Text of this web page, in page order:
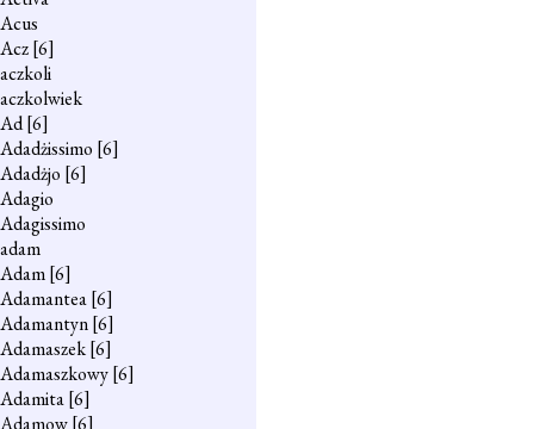
Acus
Acz[6]
aczkoli
aczkolwiek
Ad[6]
Adadżissimo [6]
Adadżjo [6]
Adagio
Adagissimo
adam
Adam[6]
Adamantea[6]
Adamantyn[6]
Adamaszek[6]
Adamaszkowy[6]
Adamita[6]
Adamow[6]